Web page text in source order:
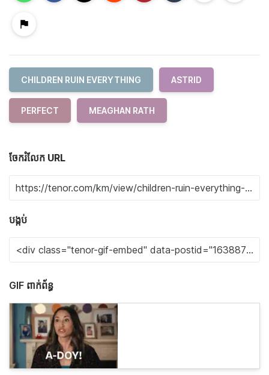
CHILDREN RUIN EVERYTHING ASTRID
PERFECT MEAGHAN RATH
ចែករំលែក URL
បង្កប់
GIF ពាក់ព័ន្ធ